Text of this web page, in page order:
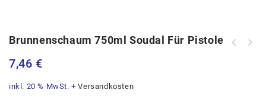
Brunnenschaum 750ml Soudal Für Pistole
7,46 €
inkl. 20 % MwSt. +Versandkosten